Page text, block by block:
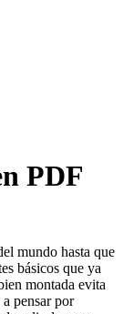
PDF
mundo hasta que
básicos que ya
montada evita
pensar por